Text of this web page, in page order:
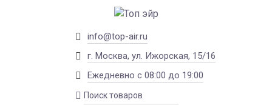
info@top-air.ru
г. Москва, ул. Ижорская, 15/16
Ежедневно с 08:00 до 19:00